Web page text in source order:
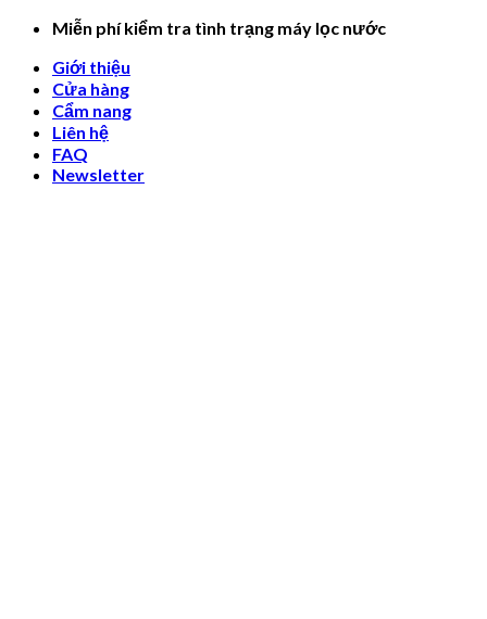
Skip
content
Miễn phí kiểm tra tình trạng máy lọc nước
Giới thiệu
Cửa hàng
Cẩm nang
Liên hệ
FAQ
Newsletter